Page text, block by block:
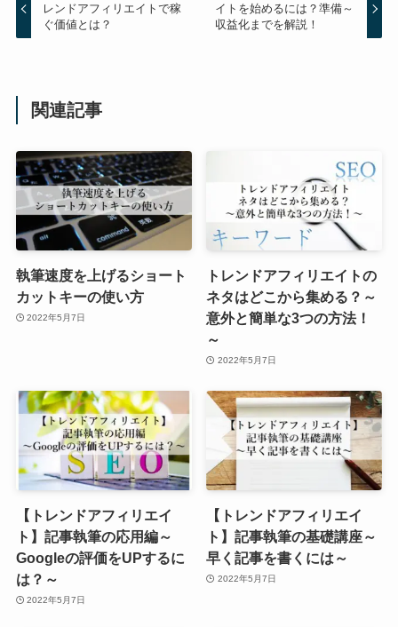
レンドアフィリエイトで稼
ぐ価値とは？
イトを始めるには？準備～
収益化までを解説！
関連記事
執筆速度を上げるショート
カットキーの使い方
2022年5月7日
トレンドアフィリエイトの
ネタはどこから集める？～
意外と簡単な3つの方法！
～
2022年5月7日
【トレンドアフィリエイ
ト】記事執筆の応用編～
Googleの評価をUPするに
は？～
2022年5月7日
【トレンドアフィリエイ
ト】記事執筆の基礎講座～
早く記事を書くには～
2022年5月7日